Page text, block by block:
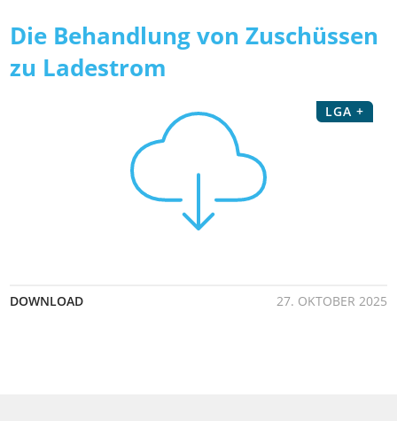
Die Behandlung von Zuschüssen
zu Ladestrom
LGA +
DOWNLOAD 27. OKTOBER 2025